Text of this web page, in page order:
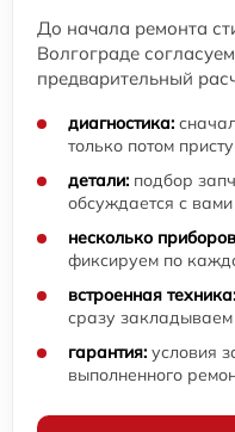
До начала ремонта
Волгограде
предварительный
диагностика:
только потом
детали: подбор
обсуждается с
несколько
фиксируем по
встроенная техника:
сразу закладываем
гарантия: условия
выполненного